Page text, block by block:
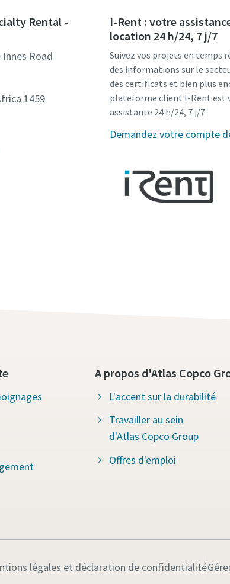
Rental -
Road
1459
I-Rent : votre
location 24 h/24, 7 j/7
Suivez vos projets en temps
des informations sur le
des certificats et bien plus
plateforme client I-Rent est
assistante 24 h/24, 7 j/7.
Demandez votre compte
A propos d'Atlas Copco
L'accent sur la durabilité
Travailler au sein
d'Atlas Copco Group
Offres d'emploi
légales et déclaration de confidentialité